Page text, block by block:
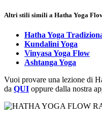
Altri stili simili a Hatha Yoga
Hatha Yoga
Kundalini Yoga
Vinyasa Yoga Flow
Ashtanga Yoga
Vuoi provare una lezione di
da QUI oppure dalla nostra